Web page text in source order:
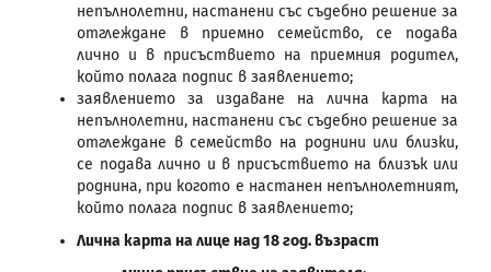
непълнолетни, настанени със съдебно решение за
отглеждане в приемно семейство, се подава
лично и в присъствието на приемния родител,
който полага подпис в заявлението;
заявлението за издаване на лична карта на
непълнолетни, настанени със съдебно решение за
отглеждане в семейство на роднини или близки,
се подава лично и в присъствието на близък или
роднина, при когото е настанен непълнолетният,
който полага подпис в заявлението;
Лична карта на лице над 18 год. възраст